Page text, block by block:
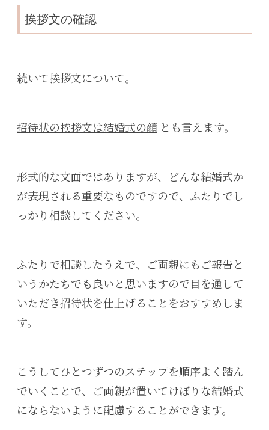
挨拶文の確認
続いて挨拶文について。
招待状の挨拶文は結婚式の顔 とも言えます。
形式的な文面ではありますが、どんな結婚式か
が表現される重要なものですので、ふたりでし
っかり相談してください。
ふたりで相談したうえで、ご両親にもご報告と
いうかたちでも良いと思いますので目を通して
いただき招待状を仕上げることをおすすめしま
す。
こうしてひとつずつのステップを順序よく踏ん
でいくことで、ご両親が置いてけぼりな結婚式
にならないように配慮することができます。